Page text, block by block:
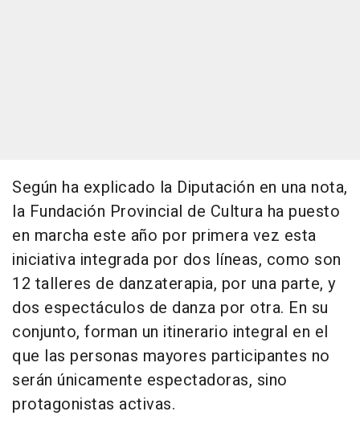
Según ha explicado la Diputación en una nota,
la Fundación Provincial de Cultura ha puesto
en marcha este año por primera vez esta
iniciativa integrada por dos líneas, como son
12 talleres de danzaterapia, por una parte, y
dos espectáculos de danza por otra. En su
conjunto, forman un itinerario integral en el
que las personas mayores participantes no
serán únicamente espectadoras, sino
protagonistas activas.